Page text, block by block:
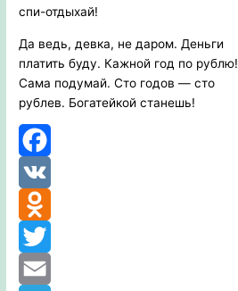
спи-отдыхай!
Да ведь, девка, не даром. Деньги
платить буду. Кажной год по рублю!
Сама подумай. Сто годов — сто
рублев. Богатейкой станешь!
Facebook
VK
Odnoklassniki
Twitter